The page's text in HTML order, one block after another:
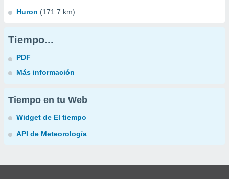
Huron (171.7 km)
Tiempo...
PDF
Más información
Tiempo en tu Web
Widget de El tiempo
API de Meteorología